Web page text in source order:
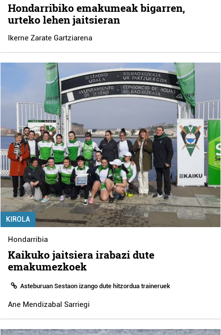
Hondarribiko emakumeak bigarren,
urteko lehen jaitsieran
Ikerne Zarate Gartziarena
KIROLA
Hondarribia
Kaikuko jaitsiera irabazi dute
emakumezkoek
Asteburuan Sestaon izango dute hitzordua traineruek
Ane Mendizabal Sarriegi